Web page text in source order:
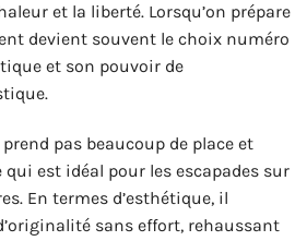
et la liberté. Lorsqu’on prépare
devient souvent le choix numéro
et son pouvoir de
pas beaucoup de place et
qui est idéal pour les escapades sur
En termes d’esthétique, il
sans effort, rehaussant